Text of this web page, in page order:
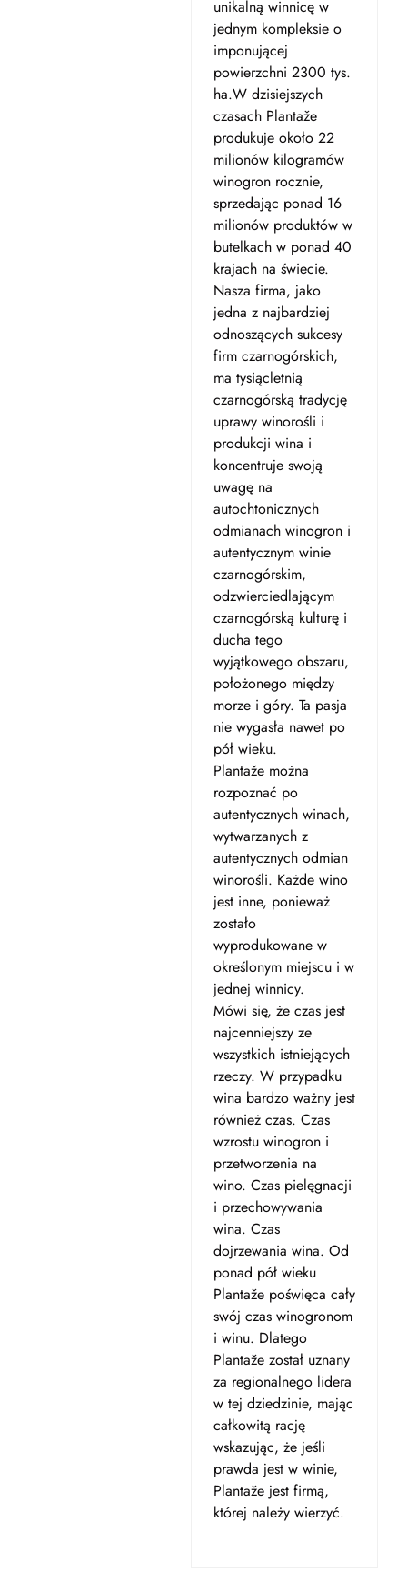
unikalną winnicę w
jednym kompleksie o
imponującej
powierzchni 2300 tys.
ha.W dzisiejszych
czasach Plantaže
produkuje około 22
milionów kilogramów
winogron rocznie,
sprzedając ponad 16
milionów produktów w
butelkach w ponad 40
krajach na świecie.
Nasza firma, jako
jedna z najbardziej
odnoszących sukcesy
firm czarnogórskich,
ma tysiącletnią
czarnogórską tradycję
uprawy winorośli i
produkcji wina i
koncentruje swoją
uwagę na
autochtonicznych
odmianach winogron i
autentycznym winie
czarnogórskim,
odzwierciedlającym
czarnogórską kulturę i
ducha tego
wyjątkowego obszaru,
położonego między
morze i góry. Ta pasja
nie wygasła nawet po
pół wieku.
Plantaže można
rozpoznać po
autentycznych winach,
wytwarzanych z
autentycznych odmian
winorośli. Każde wino
jest inne, ponieważ
zostało
wyprodukowane w
określonym miejscu i w
jednej winnicy.
Mówi się, że czas jest
najcenniejszy ze
wszystkich istniejących
rzeczy. W przypadku
wina bardzo ważny jest
również czas. Czas
wzrostu winogron i
przetworzenia na
wino. Czas pielęgnacji
i przechowywania
wina. Czas
dojrzewania wina. Od
ponad pół wieku
Plantaže poświęca cały
swój czas winogronom
i winu. Dlatego
Plantaže został uznany
za regionalnego lidera
w tej dziedzinie, mając
całkowitą rację
wskazując, że jeśli
prawda jest w winie,
Plantaže jest firmą,
której należy wierzyć.